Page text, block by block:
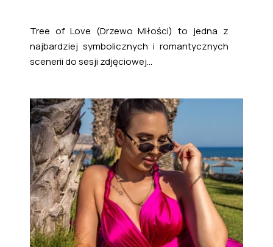
Tree of Love (Drzewo Miłości) to jedna z
najbardziej symbolicznych i romantycznych
scenerii do sesji zdjęciowej...